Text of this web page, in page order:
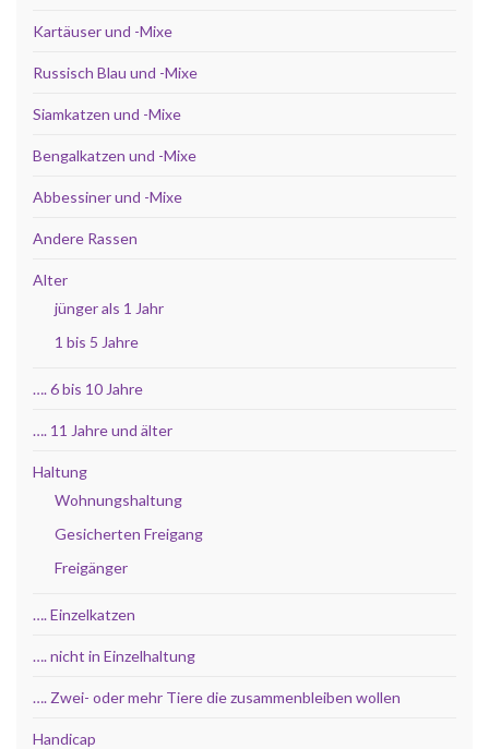
Kartäuser und -Mixe
Russisch Blau und -Mixe
Siamkatzen und -Mixe
Bengalkatzen und -Mixe
Abbessiner und -Mixe
Andere Rassen
Alter
jünger als 1 Jahr
1 bis 5 Jahre
…. 6 bis 10 Jahre
…. 11 Jahre und älter
Haltung
Wohnungshaltung
Gesicherten Freigang
Freigänger
…. Einzelkatzen
…. nicht in Einzelhaltung
…. Zwei- oder mehr Tiere die zusammenbleiben wollen
Handicap